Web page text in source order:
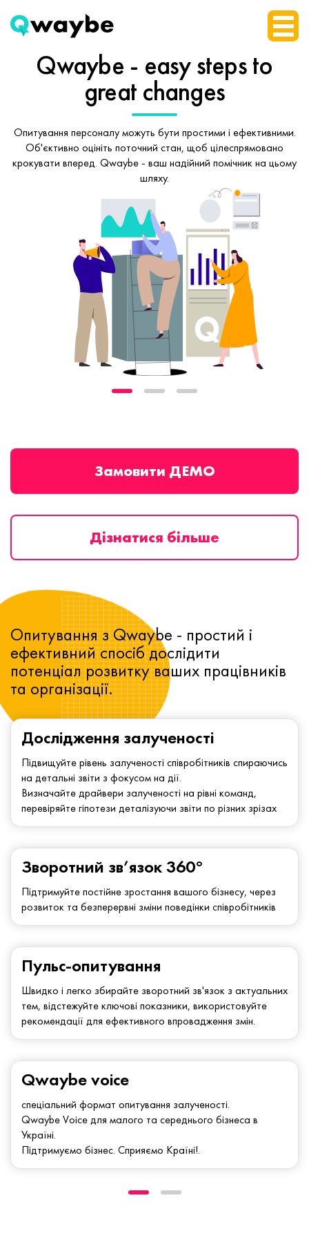
Qwaybe - easy stepsto
great changes
Опитування персоналу можуть бути простими і ефективними.
Об'єктивно оцініть поточний стан, щоб цілеспрямовано
крокувати вперед. Qwaybe - ваш надійний помічник на цьому
шляху.
Замовити ДЕМО
Дізнатися більше
Дослідження залученості
Підвищуйте рівень залученості співробітників спираючись
на детальні звіти з фокусом на дії.
Визначайте драйвери залученості на рівні команд,
перевіряйте гіпотези деталізуючи звіти по різних зрізах
Зворотний зв’язок 360°
Підтримуйте постійне зростання вашого бізнесу, через
розвиток та безперервні зміни поведінки співробітників
Опитування з Qwaybe - простий і
ефективний спосіб дослідити
потенціал розвитку ваших працівників
та організації.
Qwaybe voice
спеціальний формат опитування залученості.
Qwaybe Voice для малого та середнього бізнеса в
Україні.
Підтримуємо бізнес. Сприяємо Країні!.
Пульс-опитування
Швидко і легко збирайте зворотний зв'язок з актуальних
тем, відстежуйте ключові показники, використовуйте
рекомендації для ефективного впровадження змін.